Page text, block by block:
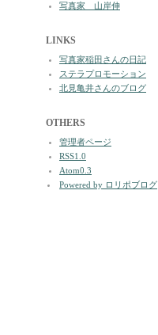
写真家 山岸伸
LINKS
写真家稲田さんの日記
ステラプロモーション
北見亀井さんのブログ
OTHERS
管理者ページ
RSS1.0
Atom0.3
Powered by ロリポブログ